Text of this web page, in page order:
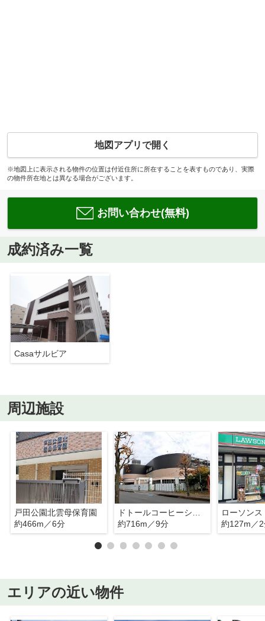
地図アプリで開く
※地図上に表示される物件の位置は付近住所に所在することを表すものであり、実際
の物件所在地とは異なる場合がございます。
お問い合わせ(無料)
成約済み一覧
Casaサルビア
周辺施設
戸田公園北雲母保育園
約466m／6分
約716m／9分
約127m／
エリアの近い物件